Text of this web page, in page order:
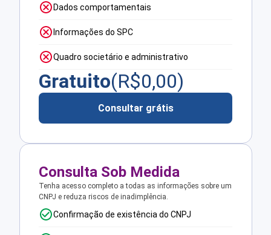
Dados comportamentais
Informações do SPC
Quadro societário e administrativo
Gratuito(R$0,00)
Consultar grátis
Consulta Sob Medida
Tenha acesso completo a todas as informações sobre um
CNPJ e reduza riscos de inadimplência.
Confirmação de existência do CNPJ